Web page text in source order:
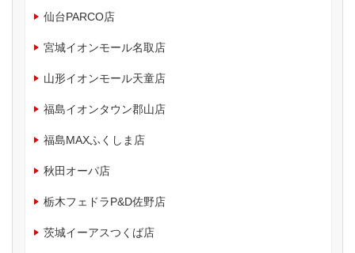
仙台PARCO店
宮城イオンモール名取店
山形イオンモール天童店
福島イオンタウン郡山店
福島MAXふくしま店
秋田オーパ店
栃木フェドラP&D佐野店
茨城イーアスつくば店